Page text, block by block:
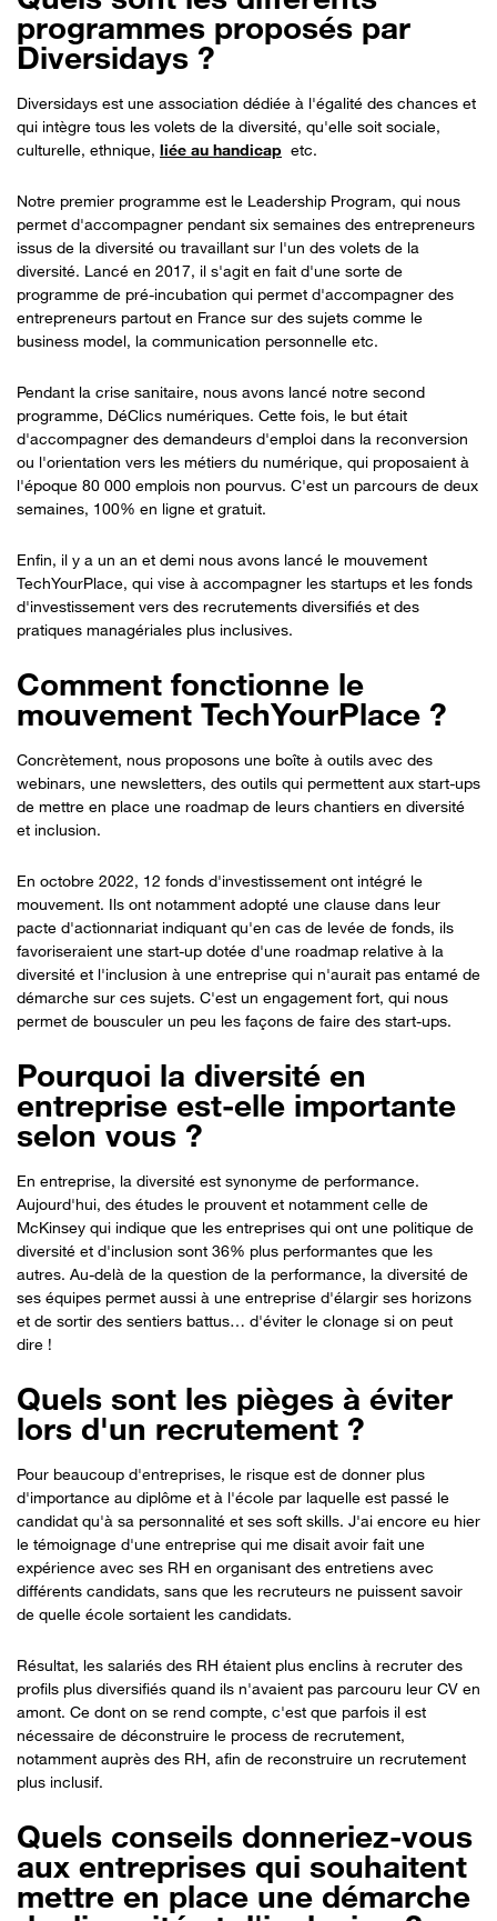
programmes proposés par
Diversidays ?
Diversidays est une association dédiée à l'égalité des chances et
qui intègre tous les volets de la diversité, qu'elle soit sociale,
culturelle, ethnique, liée au handicap etc.
Notre premier programme est le Leadership Program, qui nous
permet d'accompagner pendant six semaines des entrepreneurs
issus de la diversité ou travaillant sur l'un des volets de la
diversité. Lancé en 2017, il s'agit en fait d'une sorte de
programme de pré-incubation qui permet d'accompagner des
entrepreneurs partout en France sur des sujets comme le
business model, la communication personnelle etc.
Pendant la crise sanitaire, nous avons lancé notre second
programme, DéClics numériques. Cette fois, le but était
d'accompagner des demandeurs d'emploi dans la reconversion
ou l'orientation vers les métiers du numérique, qui proposaient à
l'époque 80 000 emplois non pourvus. C'est un parcours de deux
semaines, 100% en ligne et gratuit.
Enfin, il y a un an et demi nous avons lancé le mouvement
TechYourPlace, qui vise à accompagner les startups et les fonds
d'investissement vers des recrutements diversifiés et des
pratiques managériales plus inclusives.
Comment fonctionne le
mouvement TechYourPlace ?
Concrètement, nous proposons une boîte à outils avec des
webinars, une newsletters, des outils qui permettent aux start-ups
de mettre en place une roadmap de leurs chantiers en diversité
et inclusion.
En octobre 2022, 12 fonds d'investissement ont intégré le
mouvement. Ils ont notamment adopté une clause dans leur
pacte d'actionnariat indiquant qu'en cas de levée de fonds, ils
favoriseraient une start-up dotée d'une roadmap relative à la
diversité et l'inclusion à une entreprise qui n'aurait pas entamé de
démarche sur ces sujets. C'est un engagement fort, qui nous
permet de bousculer un peu les façons de faire des start-ups.
Pourquoi la diversité en
entreprise est-elle importante
selon vous ?
En entreprise, la diversité est synonyme de performance.
Aujourd'hui, des études le prouvent et notamment celle de
McKinsey qui indique que les entreprises qui ont une politique de
diversité et d'inclusion sont 36% plus performantes que les
autres. Au-delà de la question de la performance, la diversité de
ses équipes permet aussi à une entreprise d'élargir ses horizons
et de sortir des sentiers battus… d'éviter le clonage si on peut
dire !
Quels sont les pièges à éviter
lors d'un recrutement ?
Pour beaucoup d'entreprises, le risque est de donner plus
d'importance au diplôme et à l'école par laquelle est passé le
candidat qu'à sa personnalité et ses soft skills. J'ai encore eu hier
le témoignage d'une entreprise qui me disait avoir fait une
expérience avec ses RH en organisant des entretiens avec
différents candidats, sans que les recruteurs ne puissent savoir
de quelle école sortaient les candidats.
Résultat, les salariés des RH étaient plus enclins à recruter des
profils plus diversifiés quand ils n'avaient pas parcouru leur CV en
amont. Ce dont on se rend compte, c'est que parfois il est
nécessaire de déconstruire le process de recrutement,
notamment auprès des RH, afin de reconstruire un recrutement
plus inclusif.
Quels conseils donneriez-vous
aux entreprises qui souhaitent
mettre en place une démarche